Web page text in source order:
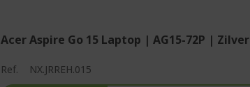
Acer Aspire Go 15 Laptop | AG15-72P | Zilver
Ref. NX.JRREH.015